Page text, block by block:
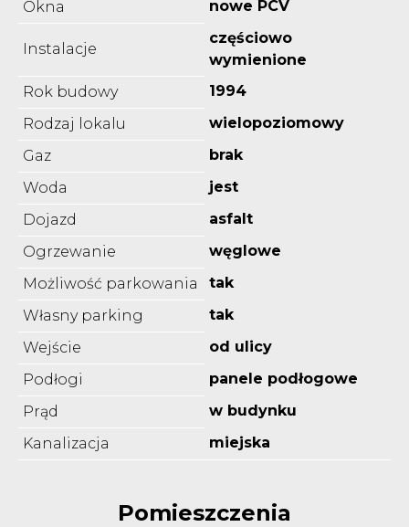
Okna
nowe PCV
Instalacje
częściowo
wymienione
Rok budowy
1994
Rodzaj lokalu
wielopoziomowy
Gaz
brak
Woda
jest
Dojazd
asfalt
Ogrzewanie
węglowe
Możliwość parkowania
tak
Własny parking
tak
Wejście
od ulicy
Podłogi
panele podłogowe
Prąd
w budynku
Kanalizacja
miejska
Pomieszczenia